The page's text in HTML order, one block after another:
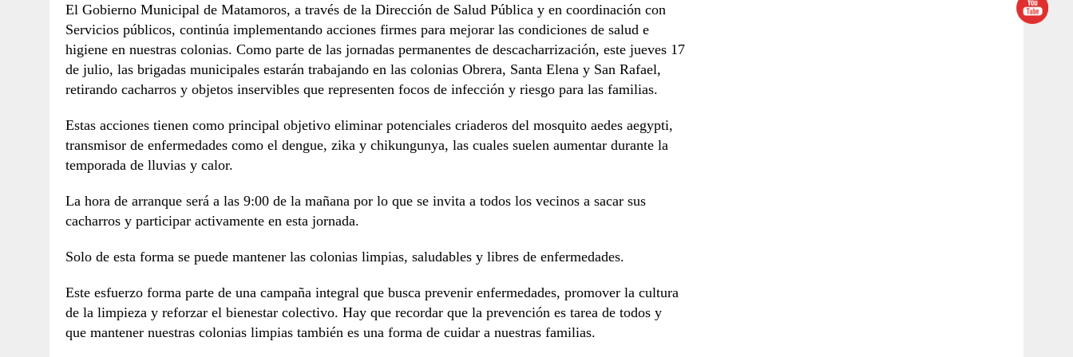
El Gobierno Municipal de Matamoros, a través de la Dirección de Salud Pública y en coordinación con
Servicios públicos, continúa implementando acciones firmes para mejorar las condiciones de salud e
higiene en nuestras colonias. Como parte de las jornadas permanentes de descacharrización, este jueves 17
de julio, las brigadas municipales estarán trabajando en las colonias Obrera, Santa Elena y San Rafael,
retirando cacharros y objetos inservibles que representen focos de infección y riesgo para las familias.
Estas acciones tienen como principal objetivo eliminar potenciales criaderos del mosquito aedes aegypti,
transmisor de enfermedades como el dengue, zika y chikungunya, las cuales suelen aumentar durante la
temporada de lluvias y calor.
La hora de arranque será a las 9:00 de la mañana por lo que se invita a todos los vecinos a sacar sus
cacharros y participar activamente en esta jornada.
Solo de esta forma se puede mantener las colonias limpias, saludables y libres de enfermedades.
Este esfuerzo forma parte de una campaña integral que busca prevenir enfermedades, promover la cultura
de la limpieza y reforzar el bienestar colectivo. Hay que recordar que la prevención es tarea de todos y
que mantener nuestras colonias limpias también es una forma de cuidar a nuestras familias.